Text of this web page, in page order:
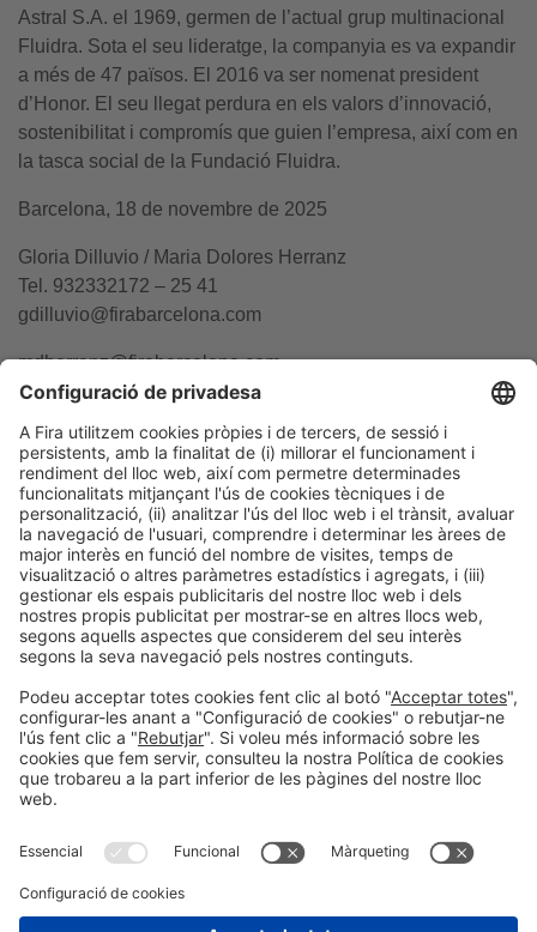
Astral S.A. el 1969, germen de l’actual grup multinacional
Fluidra. Sota el seu lideratge, la companyia es va expandir
a més de 47 països. El 2016 va ser nomenat president
d’Honor. El seu llegat perdura en els valors d’innovació,
sostenibilitat i compromís que guien l’empresa, així com en
la tasca social de la Fundació Fluidra.
Barcelona, 18 de novembre de 2025
Gloria Dilluvio / Maria Dolores Herranz
Tel. 932332172 – 25 41
gdilluvio@firabarcelona.com
mdherranz@firabarcelona.com
Informació generalAvís legalPolítica de privacitat
Política de cookies
#PISCINABARCELONA